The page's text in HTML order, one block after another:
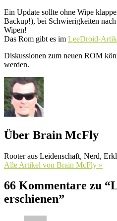
Ein Update sollte ohne Wipe
Backup!), bei Schwierigkeiten
Wipen!
Das Rom gibt es im LeeDroid-
Diskussionen zum neuen ROM
werden.
Über Brain McFly
Rooter aus Leidenschaft, Nerd,
Alle Artikel von Brain McFly »
66 Kommentare zu
erschienen”